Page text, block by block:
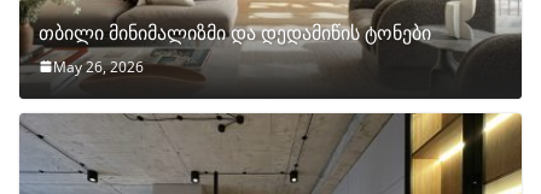
თბილი მინიმალიზმი და დედამიწის ტონები
May 26, 2026